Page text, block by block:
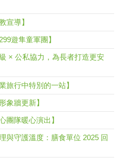
宣導】
遊隼童軍團】
× 公私協力，為長者打造更安
旅行中特別的一站】
象牆更新】
團隊暖心演出】
與守護溫度：膳食單位 2025 回